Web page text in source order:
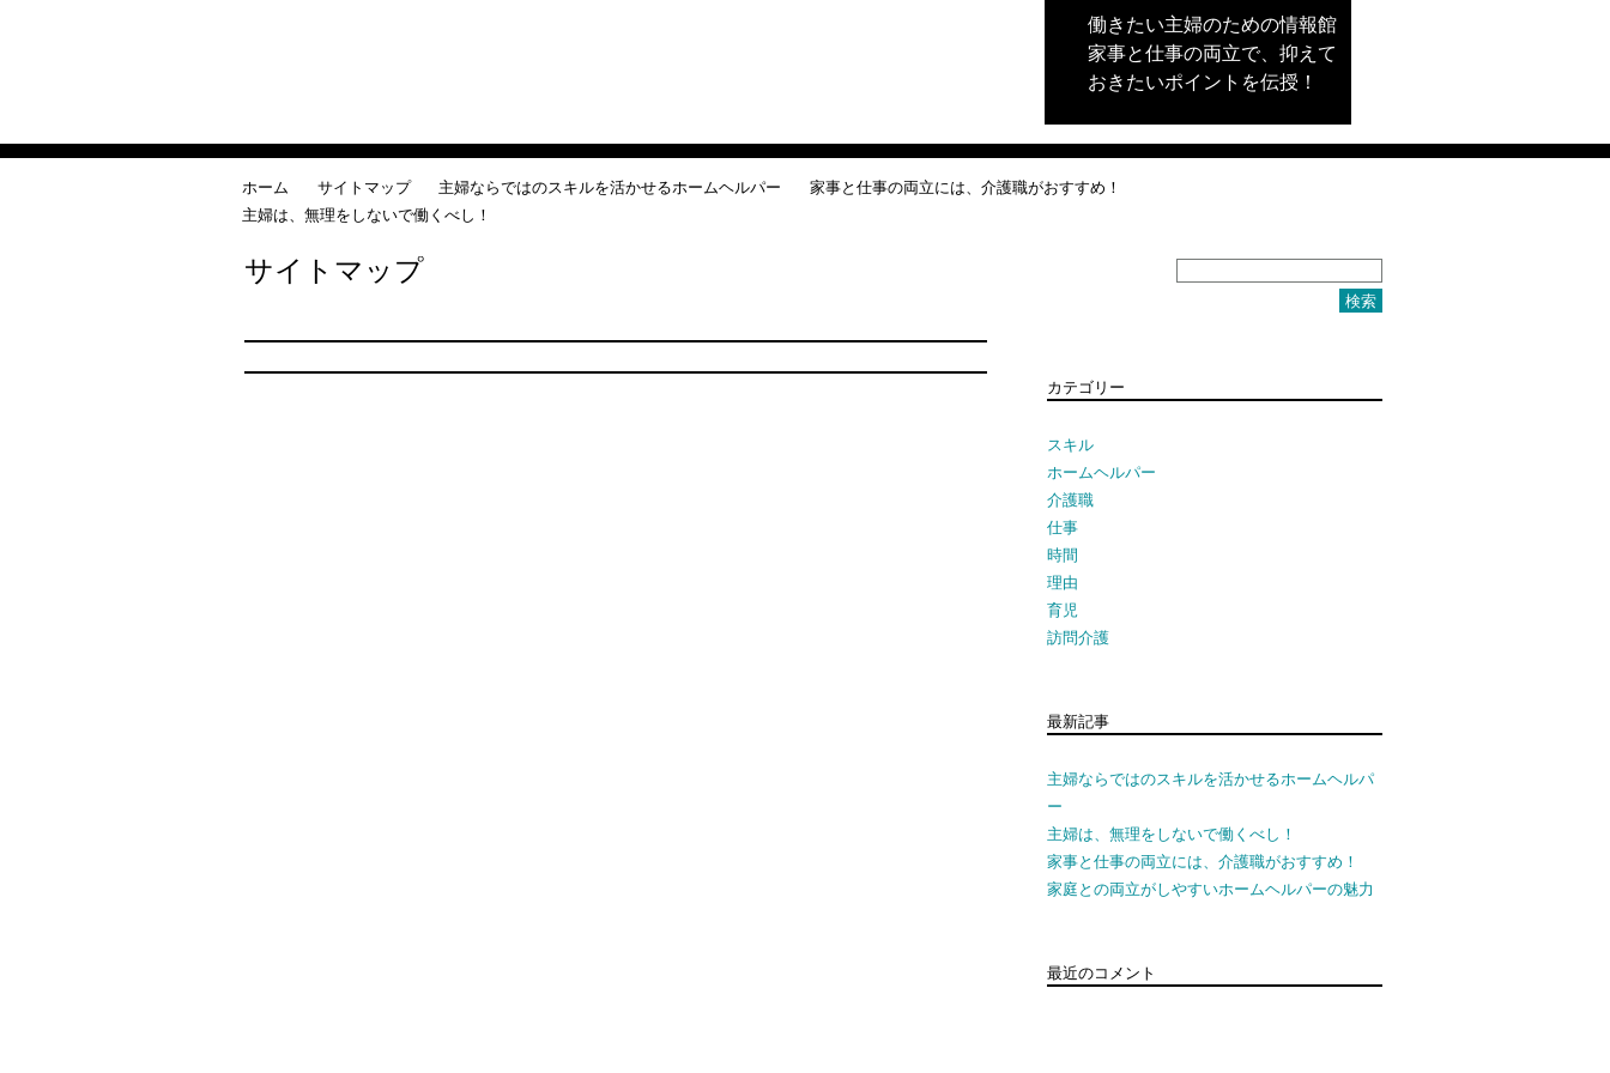
働きたい主婦のための情報館
家事と仕事の両立で、抑えて
おきたいポイントを伝授！
ホーム サイトマップ 主婦ならではのスキルを活かせるホームヘルパー
家事と仕事の両立には、介護職がおすすめ！
主婦は、無理をしないで働くべし！
サイトマップ
カテゴリー
スキル
ホームヘルパー
介護職
仕事
時間
理由
育児
訪問介護
最新記事
主婦ならではのスキルを活かせるホームヘルパ
ー
主婦は、無理をしないで働くべし！
家事と仕事の両立には、介護職がおすすめ！
家庭との両立がしやすいホームヘルパーの魅力
最近のコメント